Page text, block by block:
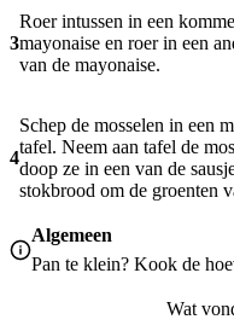
3
Roer intussen in een
mayonaise en roer in een
van de mayonaise.
4
Schep de mosselen in een
tafel. Neem aan tafel de
doop ze in een van de
stokbrood om de groenten
Algemeen
Pan te klein? Kook de
Wat